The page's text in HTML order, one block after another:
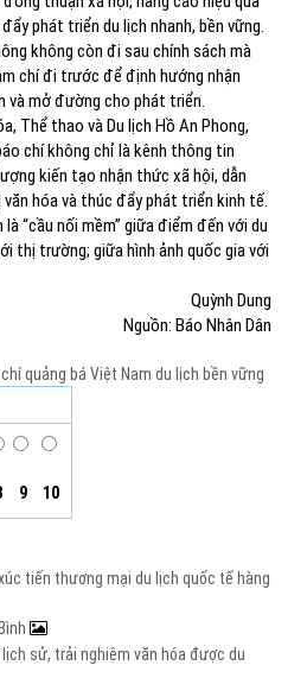
phát triển du lịch nhanh, bền vững.
không còn đi sau chính sách mà
chí đi trước để định hướng nhận
mở đường cho phát triển.
Thể thao và Du lịch Hồ An Phong,
chí không chỉ là kênh thông tin
kiến tạo nhận thức xã hội, dẫn
hóa và thúc đẩy phát triển kinh tế.
“cầu nối mềm” giữa điểm đến với du
thị trường; giữa hình ảnh quốc gia với
Quỳnh Dung
Nguồn: Báo Nhân Dân
quảng bá Việt Nam du lịch bền vững
9 10
xúc tiến thương mại du lịch quốc tế hàng
sử, trải nghiệm văn hóa được du